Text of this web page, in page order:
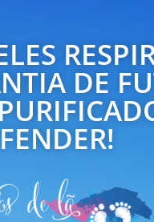
DE